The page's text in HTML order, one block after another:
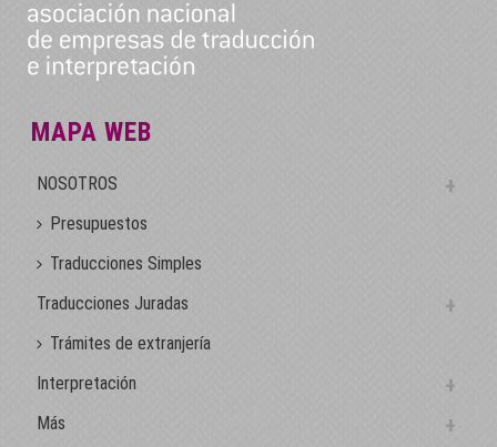
MAPA WEB
NOSOTROS
Presupuestos
Traducciones Simples
Traducciones Juradas
Trámites de extranjería
Interpretación
Más